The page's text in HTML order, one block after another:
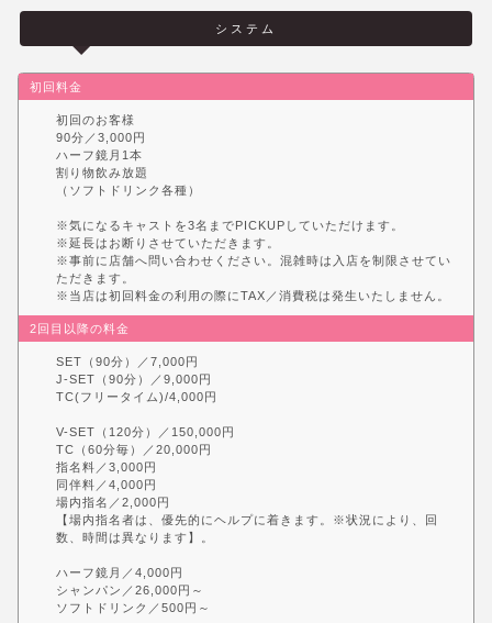
システム
初回料金
初回のお客様
90分／3,000円
ハーフ鏡月1本
割り物飲み放題
（ソフトドリンク各種）
※気になるキャストを3名までPICKUPしていただけます。
※延長はお断りさせていただきます。
※事前に店舗へ問い合わせください。混雑時は入店を制限させてい
ただきます。
※当店は初回料金の利用の際にTAX／消費税は発生いたしません。
2回目以降の料金
SET（90分）／7,000円
J-SET（90分）／9,000円
TC(フリータイム)/4,000円
V-SET（120分）／150,000円
TC（60分毎）／20,000円
指名料／3,000円
同伴料／4,000円
場内指名／2,000円
【場内指名者は、優先的にヘルプに着きます。※状況により、回
数、時間は異なります】。
ハーフ鏡月／4,000円
シャンパン／26,000円～
ソフトドリンク／500円～